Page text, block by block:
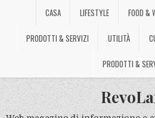
CASA LIFESTYLE FOOD &
PRODOTTI & SERVIZI UTILITÀ
PRODOTTI &